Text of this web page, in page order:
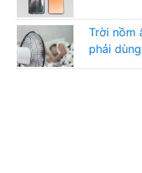
Trời nồm
phải